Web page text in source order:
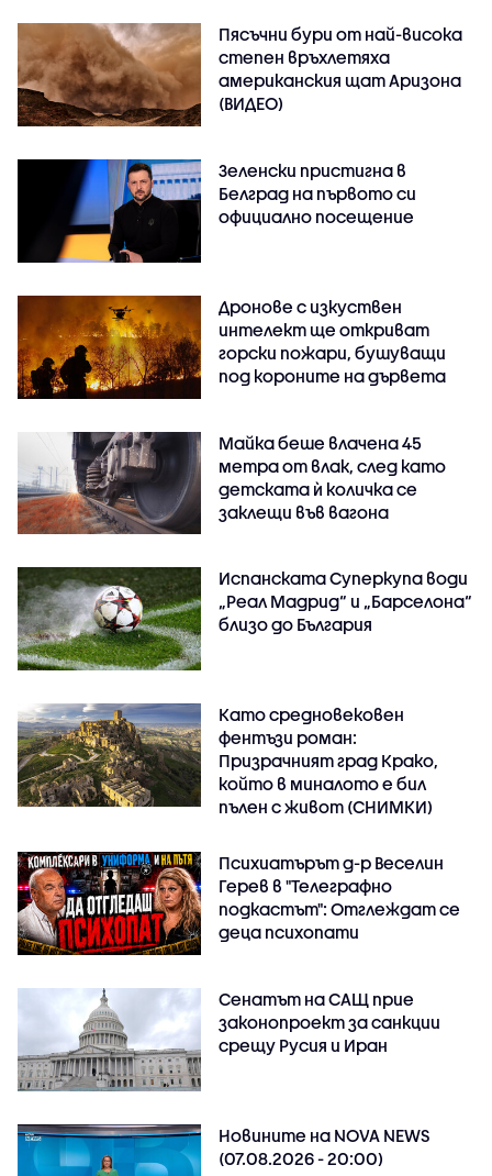
Пясъчни бури от най-висока
степен връхлетяха
американския щат Аризона
(ВИДЕО)
Зеленски пристигна в
Белград на първото си
официално посещение
Дронове с изкуствен
интелект ще откриват
горски пожари, бушуващи
под короните на дървета
Майка беше влачена 45
метра от влак, след като
детската ѝ количка се
заклещи във вагона
Испанската Суперкупа води
„Реал Мадрид“ и „Барселона“
близо до България
Като средновековен
фентъзи роман:
Призрачният град Крако,
който в миналото е бил
пълен с живот (СНИМКИ)
Психиатърът д-р Веселин
Герев в "Телеграфно
подкастът": Отглеждат се
деца психопати
Сенатът на САЩ прие
законопроект за санкции
срещу Русия и Иран
Новините на NOVA NEWS
(07.08.2026 - 20:00)